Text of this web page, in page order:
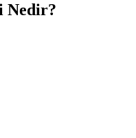
Nedir?